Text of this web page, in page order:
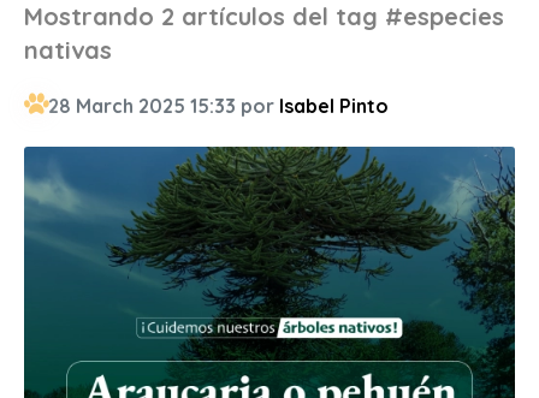
Mostrando 2 artículos del tag #especies
nativas
28 March 2025 15:33 por Isabel Pinto